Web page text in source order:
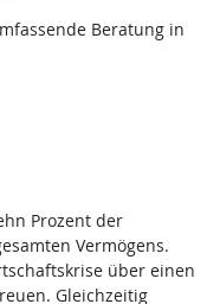
Beratung in
Prozent der
Vermögens.
über einen
Gleichzeitig